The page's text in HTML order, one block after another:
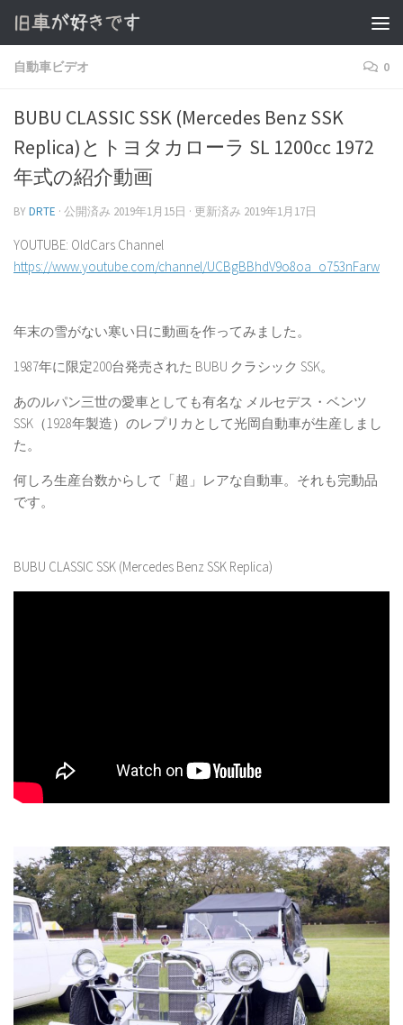
コンテンツへスキップ
自動車ビデオ 0
BUBU CLASSIC SSK (Mercedes Benz SSK
Replica)とトヨタカローラ SL 1200cc 1972
年式の紹介動画
BYDRTE · 公開済み 2019年1月15日 · 更新済み 2019年1月17日
YOUTUBE: OldCars Channel
https://www.youtube.com/channel/UCBgBBhdV9o8oa_o753nFarw
年末の雪がない寒い日に動画を作ってみました。
1987年に限定200台発売された BUBU クラシック SSK。
あのルパン三世の愛車としても有名な メルセデス・ベンツ
SSK（1928年製造）のレプリカとして光岡自動車が生産しまし
た。
何しろ生産台数からして「超」レアな自動車。それも完動品
です。
BUBU CLASSIC SSK (Mercedes Benz SSK Replica)